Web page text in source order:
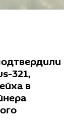
321,
в